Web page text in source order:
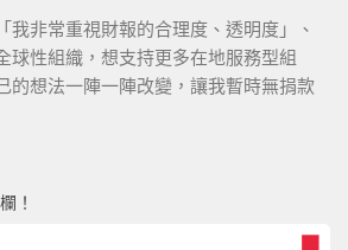
我非常重視財報的合理度、透明度」、
球性組織，想支持更多在地服務型組
的想法一陣一陣改變，讓我暫時無捐款
！